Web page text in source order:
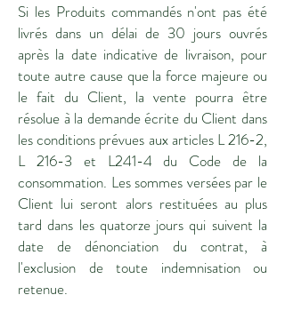
Si les Produits commandés n'ont pas été
livrés dans un délai de 30 jours ouvrés
après la date indicative de livraison, pour
toute autre cause que la force majeure ou
le fait du Client, la vente pourra être
résolue à la demande écrite du Client dans
les conditions prévues aux articles L 216-2,
L 216-3 et L241-4 du Code de la
consommation. Les sommes versées par le
Client lui seront alors restituées au plus
tard dans les quatorze jours qui suivent la
date de dénonciation du contrat, à
l'exclusion de toute indemnisation ou
retenue.